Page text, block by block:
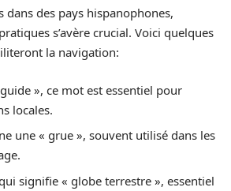
dans des pays hispanophones,
s’avère crucial. Voici quelques
la navigation:
», ce mot est essentiel pour
locales.
une « grue », souvent utilisé dans les
signifie « globe terrestre », essentiel